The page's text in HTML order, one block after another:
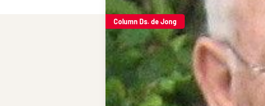
Column Ds. de Jong